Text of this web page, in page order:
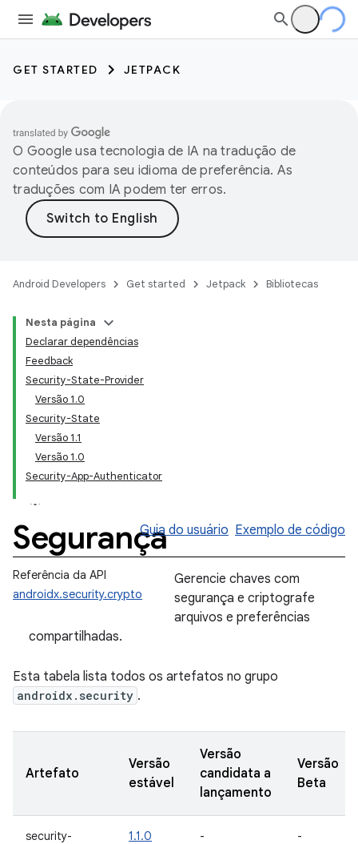
GET STARTED JETPACK
O Google usa tecnologia de IA na tradução de
conteúdos para seu idioma de preferência. As
traduções com IA podem ter erros.
Android Developers Get started Jetpack Bibliotecas
Nesta página
Declarar dependências
Feedback
Security-State-Provider
Versão 1.0
Security-State
Versão 1.1
Versão 1.0
Security-App-Authenticator
SegurançaGuia do usuário Exemplo de código
Referência da API
androidx.security.crypto
Gerencie chaves com
segurança e criptografe
arquivos e preferências
compartilhadas.
Esta tabela lista todos os artefatos no grupo
androidx.security .
Artefato
Versão
estável
Versão
candidata a
lançamento
Versão
Beta
security-
1.1.0 - -